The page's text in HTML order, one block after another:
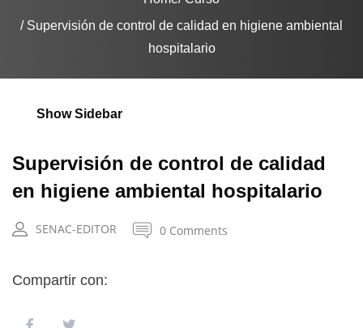
Supervisión de control de calidad en higiene ambiental
hospitalario
Show Sidebar
Supervisión de control de calidad
en higiene ambiental hospitalario
SENAC-EDITOR 0 Comments
Compartir con: